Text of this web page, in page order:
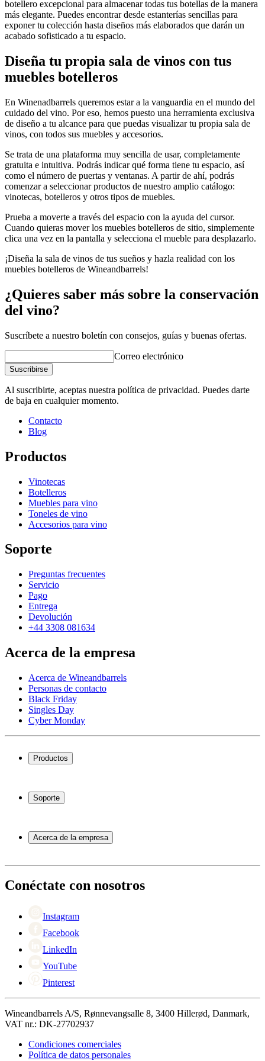
botellero excepcional para almacenar todas tus botellas de la manera
más elegante. Puedes encontrar desde estanterías sencillas para
exponer tu colección hasta diseños más elaborados que darán un
acabado sofisticado a tu espacio.
Diseña tu propia sala de vinos con tus
muebles botelleros
En Winenadbarrels queremos estar a la vanguardia en el mundo del
cuidado del vino. Por eso, hemos puesto una herramienta exclusiva
de diseño a tu alcance para que puedas visualizar tu propia sala de
vinos, con todos sus muebles y accesorios.
Se trata de una plataforma muy sencilla de usar, completamente
gratuita e intuitiva. Podrás indicar qué forma tiene tu espacio, así
como el número de puertas y ventanas. A partir de ahí, podrás
comenzar a seleccionar productos de nuestro amplio catálogo:
vinotecas, botelleros y otros tipos de muebles.
Prueba a moverte a través del espacio con la ayuda del cursor.
Cuando quieras mover los muebles botelleros de sitio, simplemente
clica una vez en la pantalla y selecciona el mueble para desplazarlo.
¡Diseña la sala de vinos de tus sueños y hazla realidad con los
muebles botelleros de Wineandbarrels!
¿Quieres saber más sobre la conservación
del vino?
Suscríbete a nuestro boletín con consejos, guías y buenas ofertas.
Correo electrónico
Suscribirse
Al suscribirte, aceptas nuestra política de privacidad. Puedes darte
de baja en cualquier momento.
Contacto
Blog
Productos
Vinotecas
Botelleros
Muebles para vino
Toneles de vino
Accesorios para vino
Soporte
Preguntas frecuentes
Servicio
Pago
Entrega
Devolución
+44 3308 081634
Acerca de la empresa
Acerca de Wineandbarrels
Personas de contacto
Black Friday
Singles Day
Cyber Monday
Productos
Botelleros
Muebles para vino
Soporte
Servicio
Pago
Devolución
Acerca de la empresa
Black Friday
Singles Day
Conéctate con nosotros
Instagram
Facebook
LinkedIn
YouTube
Pinterest
Wineandbarrels A/S, Rønnevangsalle 8, 3400 Hillerød, Danmark,
VAT nr.: DK-27702937
Condiciones comerciales
Política de datos personales